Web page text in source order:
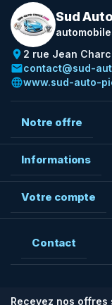
Sud
place 2 rue Jean
emailcontact@sud-
languagewww.sud-auto-
Notre offre
Informations
Votre compte
Contact
Recevez nos offres